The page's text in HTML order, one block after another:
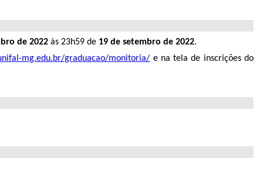
de 2022às 23h59 de 19 de setembro de 2022.
mg.edu.br/graduacao/monitoria/ e na tela de inscrições do